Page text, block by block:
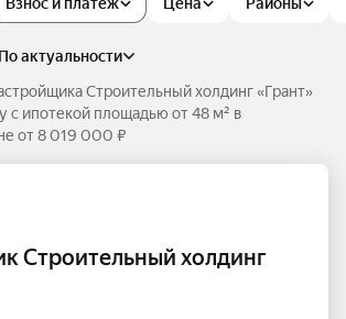
по актуальности
Строительный холдинг «Грант»
с ипотекой площадью от 48 м² в
от 8 019 000 ₽
Строительный холдинг